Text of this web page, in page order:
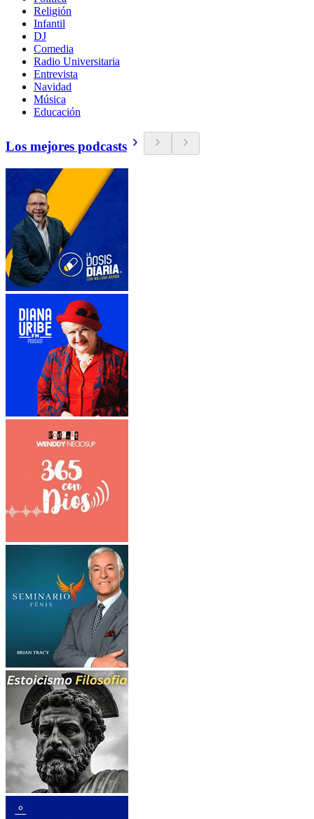
Religión
Infantil
DJ
Comedia
Radio Universitaria
Entrevista
Navidad
Música
Educación
Los mejores podcasts